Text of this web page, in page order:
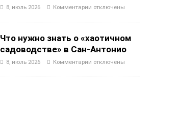
8, июль 2026 Комментарии отключены
Что нужно знать о «хаотичном
садоводстве» в Сан-Антонио
8, июль 2026 Комментарии отключены